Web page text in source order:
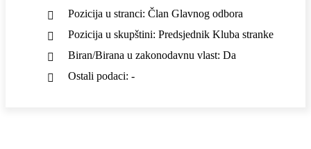
Pozicija u stranci: Član Glavnog odbora
Pozicija u skupštini: Predsjednik Kluba stranke
Biran/Birana u zakonodavnu vlast: Da
Ostali podaci: -